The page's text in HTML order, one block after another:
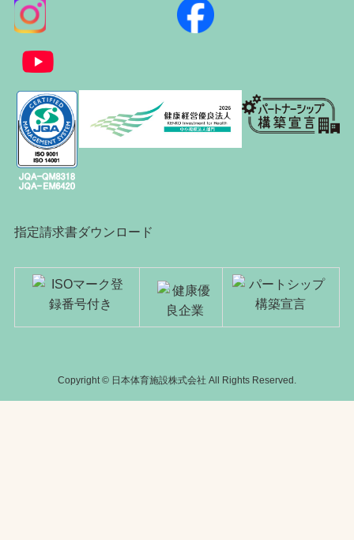
指定請求書ダウンロード
Copyright © 日本体育施設株式会社 All Rights Reserved.